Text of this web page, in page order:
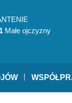
Małe ojczyzny